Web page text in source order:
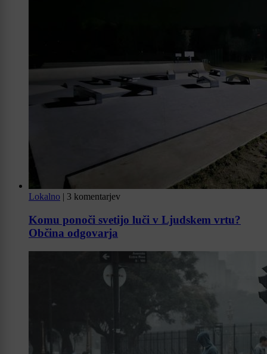
Lokalno | 3 komentarjev
Komu ponoči svetijo luči v Ljudskem vrtu?
Občina odgovarja